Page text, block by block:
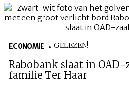
COLUMNS WHAT'S
AUTEURS
ECONOMIE GELEZEN!
Rabobank slaat in
familie Ter Haar